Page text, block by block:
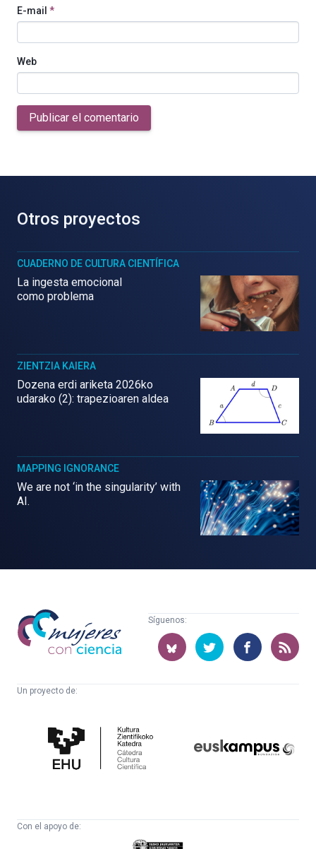
E-mail *
Web
Publicar el comentario
Otros proyectos
CUADERNO DE CULTURA CIENTÍFICA
La ingesta emocional
como problema
ZIENTZIA KAIERA
Dozena erdi ariketa 2026ko
udarako (2): trapezioaren aldea
MAPPING IGNORANCE
We are not ‘in the singularity’ with
AI.
Mujeres
con
ciencia
Síguenos:
Un proyecto de:
Cultura
Científica
Con el apoyo de:
Eusko